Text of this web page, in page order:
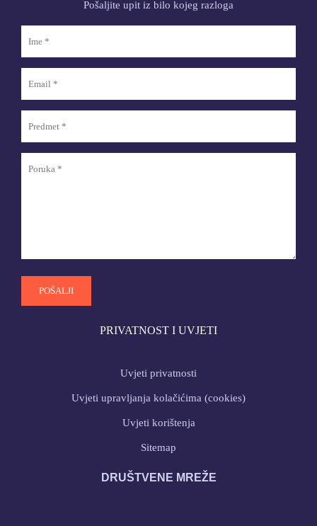
Pošaljite upit iz bilo kojeg razloga
PRIVATNOST I UVJETI
Uvjeti privatnosti
Uvjeti upravljanja kolačićima (cookies)
Uvjeti korištenja
Sitemap
DRUŠTVENE MREŽE